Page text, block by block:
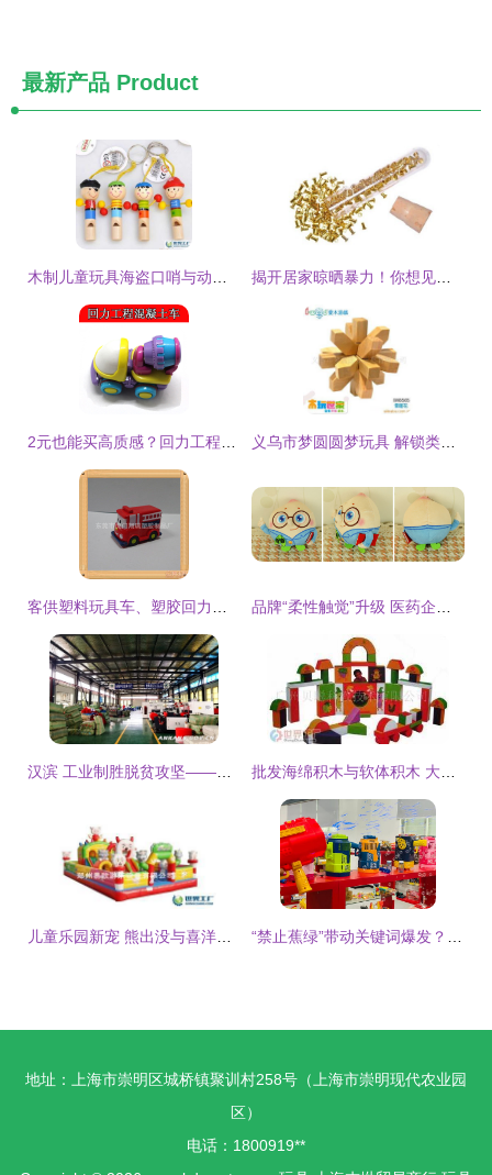
最新产品 Product
地址：上海市崇明区城桥镇聚训村258号（上海市崇明现代农业园
区）
电话：1800919**